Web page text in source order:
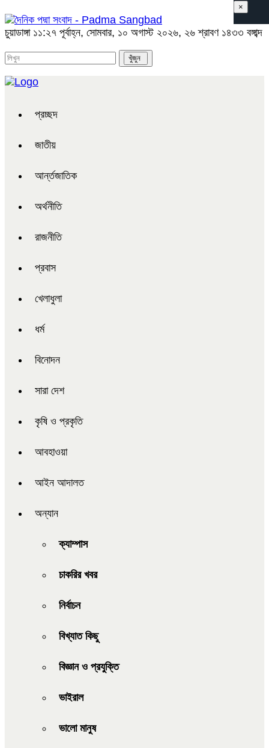
চুয়াডাঙ্গা ১১:২৭ পূর্বাহ্ন, সোমবার, ১০ অগাস্ট ২০২৬, ২৬ শ্রাবণ ১৪৩৩ বঙ্গাব্দ
প্রচ্ছদ
জাতীয়
আর্ন্তজাতিক
অর্থনীতি
রাজনীতি
প্রবাস
খেলাধুলা
ধর্ম
বিনোদন
সারা দেশ
কৃষি ও প্রকৃতি
আবহাওয়া
আইন আদালত
অন্যান
ক্যাম্পাস
চাকরির খবর
নির্বাচন
বিখ্যাত কিছু
বিজ্ঞান ও প্রযুক্তি
ভাইরাল
ভালো মানুষ
×